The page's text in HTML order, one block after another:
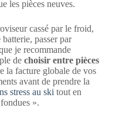
les pièces neuves.
cassé par le froid,
passer par
je recommande
de choisir entre pièces
la facture globale de vos
avant de prendre la
stress au ski tout en
».